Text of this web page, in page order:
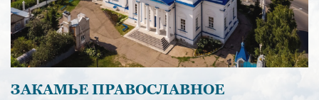
ЗАКАМЬЕ ПРАВОСЛАВНОЕ